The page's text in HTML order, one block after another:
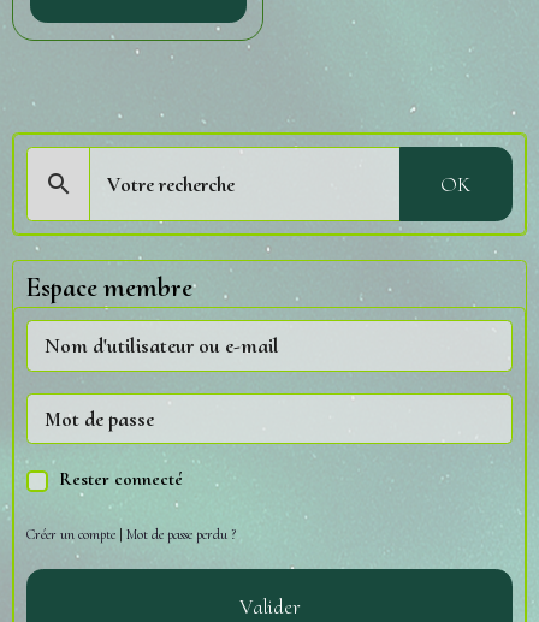
OK
Espace membre
Rester connecté
Créer un compte | Mot de passe perdu ?
Valider